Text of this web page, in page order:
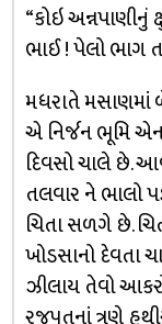
“કોઇ અન્નપાણીનું
ભાઈ ! પેલો ભાગ
મધરાતે મસાણમાં
એ નિર્જન ભૂમિ
દિવસો ચાલે છે.
તલવાર ને ભાલો
ચિતા સળગે છે.
ખોડસાનો દેવતા
ઝીલાય તેવો